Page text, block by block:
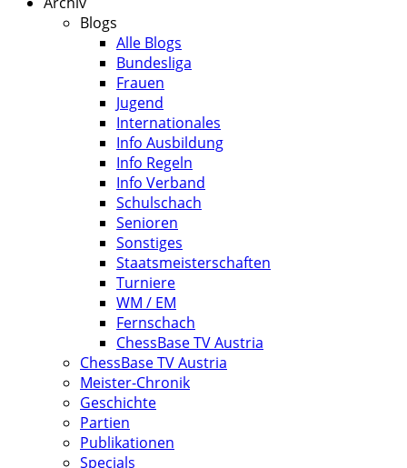
Blogs
Alle Blogs
Bundesliga
Frauen
Jugend
Internationales
Info Ausbildung
Info Regeln
Info Verband
Schulschach
Senioren
Sonstiges
Staatsmeisterschaften
Turniere
WM / EM
Fernschach
ChessBase TV Austria
ChessBase TV Austria
Meister-Chronik
Geschichte
Partien
Publikationen
Specials